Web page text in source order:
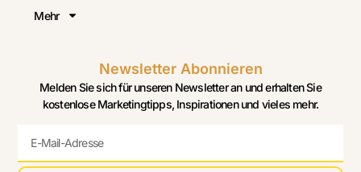
Mehr
Newsletter Abonnieren
Melden Sie sich für unseren Newsletter an und erhalten Sie
kostenlose Marketingtipps, Inspirationen und vieles mehr.